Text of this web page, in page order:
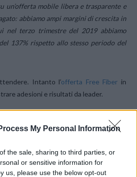
My Personal Information
the sale, sharing to third parties, or
or sensitive information for
us, please use the below opt-out
un’offerta mobile libera e trasparente e
abbiamo ampi margini di crescita in
nel terzo trimestre del 2019 abbiamo
137% rispetto allo stesso periodo del
Intanto l’offerta Free Fiber in
adesioni e risultati da leader.
LinkedIn Facebook